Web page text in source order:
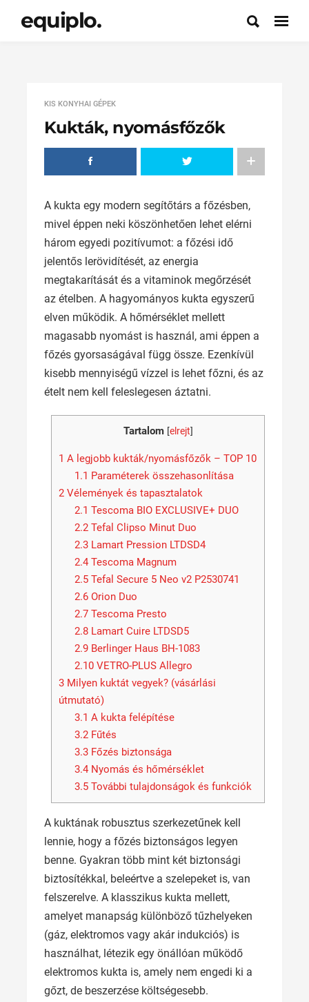
equiplo.
KIS KONYHAI GÉPEK
Kukták, nyomásfőzők
A kukta egy modern segítőtárs a főzésben,
mivel éppen neki köszönhetően lehet elérni
három egyedi pozitívumot: a főzési idő
jelentős lerövidítését, az energia
megtakarítását és a vitaminok megőrzését
az ételben. A hagyományos kukta egyszerű
elven működik. A hőmérséklet mellett
magasabb nyomást is használ, ami éppen a
főzés gyorsaságával függ össze. Ezenkívül
kisebb mennyiségű vízzel is lehet főzni, és az
ételt nem kell feleslegesen áztatni.
Tartalom [elrejt]
1 A legjobb kukták/nyomásfőzők – TOP 10
1.1 Paraméterek összehasonlítása
2 Vélemények és tapasztalatok
2.1 Tescoma BIO EXCLUSIVE+ DUO
2.2Tefal Clipso Minut Duo
2.3Lamart Pression LTDSD4
2.4Tescoma Magnum
2.5Tefal Secure 5 Neo v2 P2530741
2.6Orion Duo
2.7Tescoma Presto
2.8Lamart Cuire LTDSD5
2.9Berlinger Haus BH-1083
2.10VETRO-PLUS Allegro
3 Milyen kuktát vegyek? (vásárlási
útmutató)
3.1 A kukta felépítése
3.2Fűtés
3.3Főzés biztonsága
3.4Nyomás és hőmérséklet
3.5További tulajdonságok és funkciók
A kuktának robusztus szerkezetűnek kell
lennie, hogy a főzés biztonságos legyen
benne. Gyakran több mint két biztonsági
biztosítékkal, beleértve a szelepeket is, van
felszerelve. A klasszikus kukta mellett,
amelyet manapság különböző tűzhelyeken
(gáz, elektromos vagy akár indukciós) is
használhat, létezik egy önállóan működő
elektromos kukta is, amely nem engedi ki a
gőzt, de beszerzése költségesebb.